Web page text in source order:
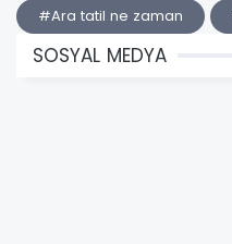
#Ara tatil ne zaman
SOSYAL MEDYA